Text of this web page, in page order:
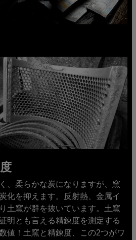
、柔らかな炭になりますが、窯
化を抑えます。反射熱、金属イ
土窯が群を抜いています。土窯
明とも言える精錬度を測定する
値！土窯と精錬度、この2つがワ